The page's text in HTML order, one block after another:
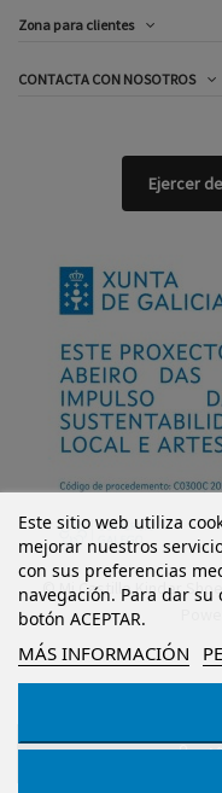
Zona para clientes
CONTACTA CON NOSOTROS
Este sitio web utiliza
mejorar nuestros
con sus preferencias
navegación. Para dar
botón ACEPTAR.
MÁS INFORMACIÓN
Ejercer
© Mi Castillo Kinder